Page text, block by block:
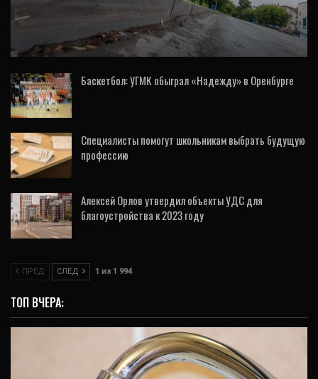
Лучшие дизайнеры борются за право
разработки проекта «умных» остановок в…
Баскетбол: УГМК обыграл «Надежду» в Оренбурге
Специалисты помогут школьникам выбрать будущую
профессию
Алексей Орлов утвердил объекты УДС для
благоустройства к 2023 году
ПРЕД СЛЕД 1 из 1 994
ТОП ВЧЕРА: